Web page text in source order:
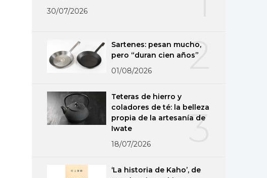
30/07/2026
2
Sartenes: pesan mucho,
pero “duran cien años”
01/08/2026
3
Teteras de hierro y
coladores de té: la belleza
propia de la artesanía de
Iwate
18/07/2026
‘La historia de Kaho’, de